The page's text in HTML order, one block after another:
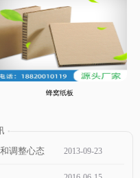
蜂窝纸板
调整心态 2013-09-23